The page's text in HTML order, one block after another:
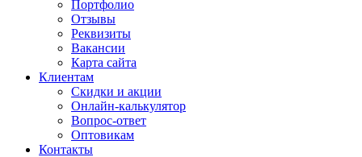
Портфолио
Отзывы
Реквизиты
Вакансии
Карта сайта
Клиентам
Скидки и акции
Онлайн-калькулятор
Вопрос-ответ
Оптовикам
Контакты